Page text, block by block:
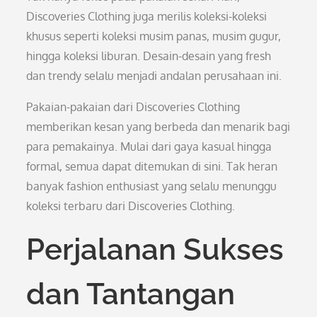
Discoveries Clothing juga merilis koleksi-koleksi
khusus seperti koleksi musim panas, musim gugur,
hingga koleksi liburan. Desain-desain yang fresh
dan trendy selalu menjadi andalan perusahaan ini.
Pakaian-pakaian dari Discoveries Clothing
memberikan kesan yang berbeda dan menarik bagi
para pemakainya. Mulai dari gaya kasual hingga
formal, semua dapat ditemukan di sini. Tak heran
banyak fashion enthusiast yang selalu menunggu
koleksi terbaru dari Discoveries Clothing.
Perjalanan Sukses
dan Tantangan